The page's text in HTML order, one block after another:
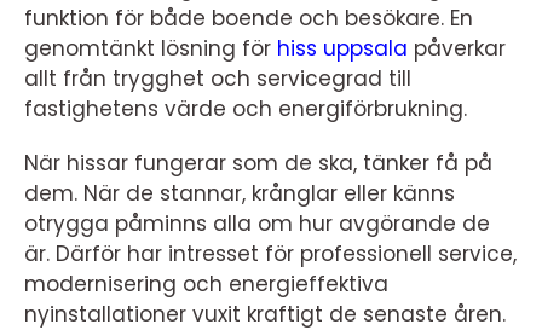
funktion för både boende och besökare. En
genomtänkt lösning för hiss uppsala påverkar
allt från trygghet och servicegrad till
fastighetens värde och energiförbrukning.
När hissar fungerar som de ska, tänker få på
dem. När de stannar, krånglar eller känns
otrygga påminns alla om hur avgörande de
är. Därför har intresset för professionell service,
modernisering och energieffektiva
nyinstallationer vuxit kraftigt de senaste åren.